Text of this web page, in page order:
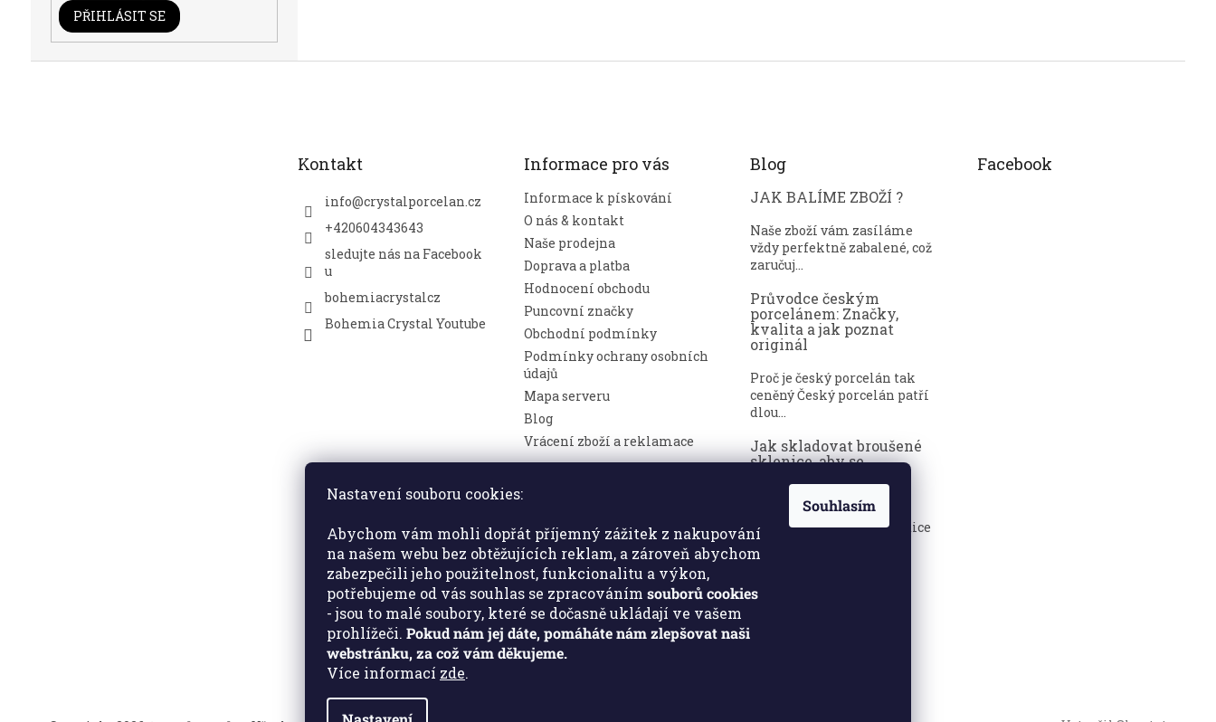
Nastavení souboru cookies:
Abychom vám mohli dopřát příjemný zážitek z nakupování
na našem webu bez obtěžujících reklam, a zároveň abychom
zabezpečili jeho použitelnost, funkcionalitu a výkon,
potřebujeme od vás souhlas se zpracováním souborů cookies
- jsou to malé soubory, které se dočasně ukládají ve vašem
prohlížeči. Pokud nám jej dáte, pomáháte nám zlepšovat naši
webstránku, za což vám děkujeme.
Více informací zde.
Souhlasím
PŘIHLÁSIT SE
Kontakt
info@crystalporcelan.cz
+420604343643
sledujte nás na Facebook
u
bohemiacrystalcz
Bohemia Crystal Youtube
Informace pro vás
Informace k pískování
O nás & kontakt
Naše prodejna
Doprava a platba
Hodnocení obchodu
Puncovní značky
Obchodní podmínky
Podmínky ochrany osobních
údajů
Mapa serveru
Blog
Vrácení zboží a reklamace
Blog
JAK BALÍME ZBOŽÍ ?
Naše zboží vám zasíláme
vždy perfektně zabalené, což
zaručuj...
Průvodce českým
porcelánem: Značky,
kvalita a jak poznat
originál
Proč je český porcelán tak
ceněný Český porcelán patří
dlou...
Jak skladovat broušené
sklenice, aby se
Broušené sklenice jsou
symbolem elegance, tradice
a luxusu. ...
Facebook